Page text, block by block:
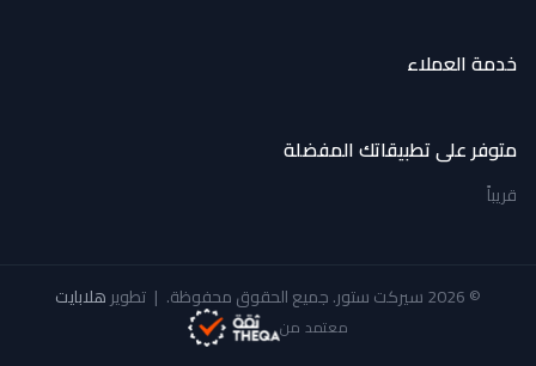
خدمة العملاء
متوفر على تطبيقاتك المفضلة
قريباً
© 2026 سيركت ستور. جميع الحقوق محفوظة. | تطويرهلابايت
معتمد من